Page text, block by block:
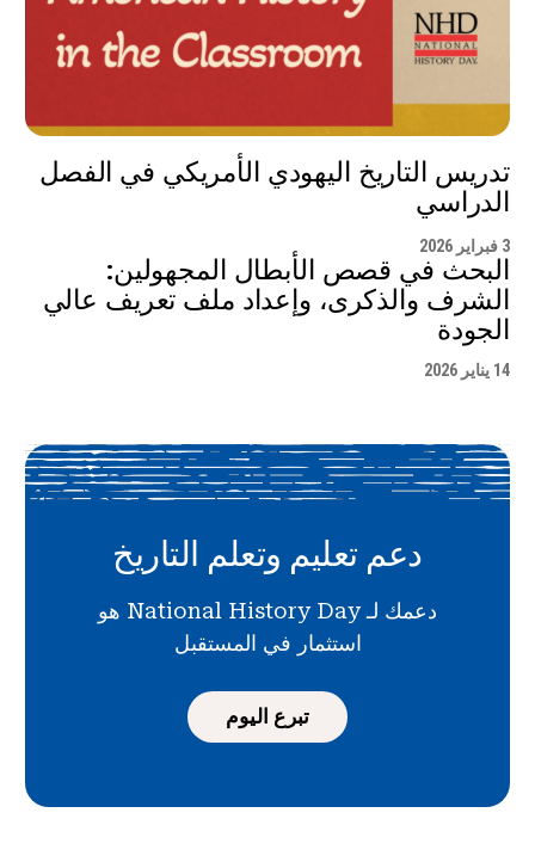
تدريس التاريخ اليهودي الأمريكي في الفصل
الدراسي
3 فبراير 2026
البحث في قصص الأبطال المجهولين:
الشرف والذكرى، وإعداد ملف تعريف عالي
الجودة
14 يناير 2026
دعم تعليم وتعلم التاريخ
دعمك لـ National History Day هو
استثمار في المستقبل
تبرع اليوم